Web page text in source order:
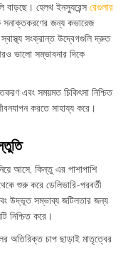
বাড়ছে। হেলথ ইনস্যুরেন্স রেগুলার
জন্য কভারেজ
স্বাস্থ্য সংক্রান্ত উদ্বেগগুলি দ্রুত
ভালো সম্ভাবনার দিকে
এবং সময়মত চিকিৎসা নিশ্চিত
করতে সাহায্য করে।
আসে, কিন্তু এর পাশাপাশি
শুরু করে ডেলিভারি-পরবর্তী
উদ্ভূত সম্ভাব্য জটিলতার জন্য
নিশ্চিত করে।
অতিরিক্ত চাপ ছাড়াই মাতৃত্বের